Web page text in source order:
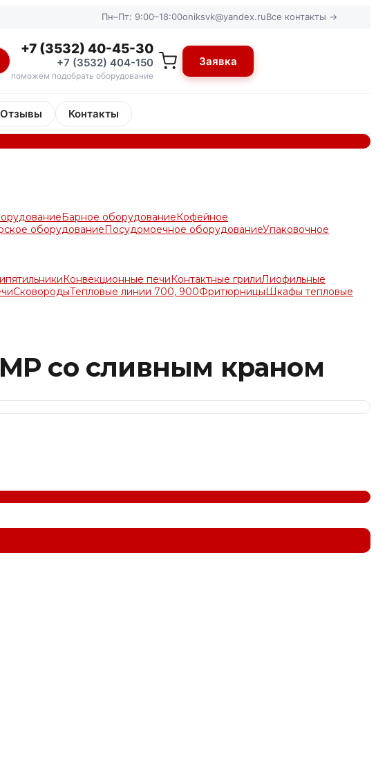
Пн–Пт: 9:00–18:00oniksvk@yandex.ruВсе контакты →
+7 (3532) 40-45-30
+7 (3532) 404-150
поможем подобрать оборудование
Заявка
Отзывы Контакты
Барное оборудованиеКофейное
оборудованиеПосудомоечное оборудованиеУпаковочное
Конвекционные печиКонтактные грилиЛиофильные
СковородыТепловые линии 700, 900ФритюрницыШкафы тепловые
со сливным краном